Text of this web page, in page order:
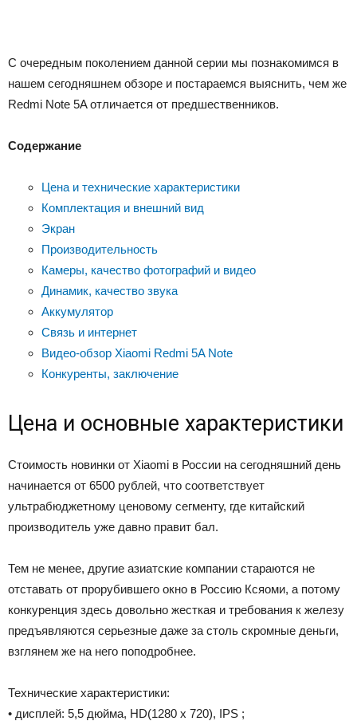
С очередным поколением данной серии мы познакомимся в
нашем сегодняшнем обзоре и постараемся выяснить, чем же
Redmi Note 5A отличается от предшественников.
Содержание
Цена и технические характеристики
Комплектация и внешний вид
Экран
Производительность
Камеры, качество фотографий и видео
Динамик, качество звука
Аккумулятор
Связь и интернет
Видео-обзор Xiaomi Redmi 5A Note
Конкуренты, заключение
Цена и основные характеристики
Стоимость новинки от Xiaomi в России на сегодняшний день
начинается от 6500 рублей, что соответствует
ультрабюджетному ценовому сегменту, где китайский
производитель уже давно правит бал.
Тем не менее, другие азиатские компании стараются не
отставать от прорубившего окно в Россию Ксяоми, а потому
конкуренция здесь довольно жесткая и требования к железу
предъявляются серьезные даже за столь скромные деньги,
взглянем же на него поподробнее.
Технические характеристики:
• дисплей: 5,5 дюйма, HD(1280 x 720), IPS ;